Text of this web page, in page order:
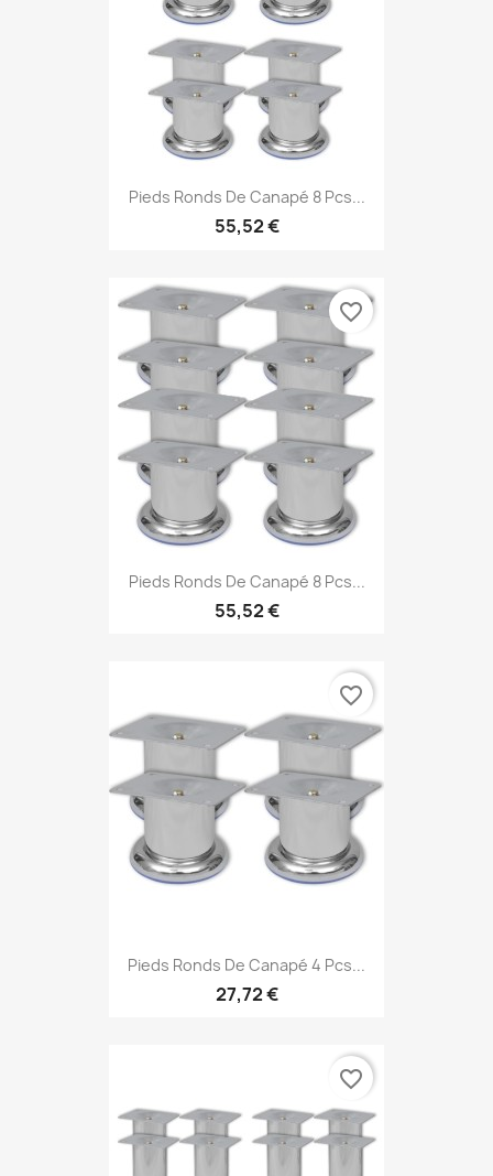
Pieds Ronds De Canapé 8 Pcs...
55,52 €
Pieds Ronds De Canapé 8 Pcs...
55,52 €
favorite_border
Pieds Ronds De Canapé 4 Pcs...
27,72 €
favorite_border
favorite_border